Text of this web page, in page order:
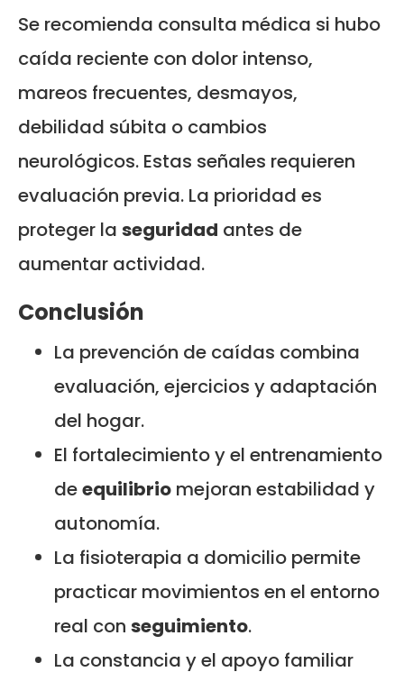
Se recomienda consulta médica si hubo
caída reciente con dolor intenso,
mareos frecuentes, desmayos,
debilidad súbita o cambios
neurológicos. Estas señales requieren
evaluación previa. La prioridad es
proteger la seguridad antes de
aumentar actividad.
Conclusión
La prevención de caídas combina
evaluación, ejercicios y adaptación
del hogar.
El fortalecimiento y el entrenamiento
deequilibrio mejoran estabilidad y
autonomía.
La fisioterapia a domicilio permite
practicar movimientos en el entorno
real con seguimiento.
La constancia y el apoyo familiar